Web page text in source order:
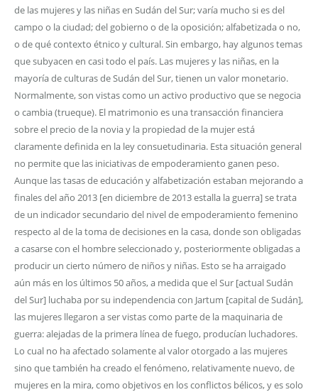
de las mujeres y las niñas en Sudán del Sur; varía mucho si es del
campo o la ciudad; del gobierno o de la oposición; alfabetizada o no,
o de qué contexto étnico y cultural. Sin embargo, hay algunos temas
que subyacen en casi todo el país. Las mujeres y las niñas, en la
mayoría de culturas de Sudán del Sur, tienen un valor monetario.
Normalmente, son vistas como un activo productivo que se negocia
o cambia (trueque). El matrimonio es una transacción financiera
sobre el precio de la novia y la propiedad de la mujer está
claramente definida en la ley consuetudinaria. Esta situación general
no permite que las iniciativas de empoderamiento ganen peso.
Aunque las tasas de educación y alfabetización estaban mejorando a
finales del año 2013 [en diciembre de 2013 estalla la guerra] se trata
de un indicador secundario del nivel de empoderamiento femenino
respecto al de la toma de decisiones en la casa, donde son obligadas
a casarse con el hombre seleccionado y, posteriormente obligadas a
producir un cierto número de niños y niñas. Esto se ha arraigado
aún más en los últimos 50 años, a medida que el Sur [actual Sudán
del Sur] luchaba por su independencia con Jartum [capital de Sudán],
las mujeres llegaron a ser vistas como parte de la maquinaria de
guerra: alejadas de la primera línea de fuego, producían luchadores.
Lo cual no ha afectado solamente al valor otorgado a las mujeres
sino que también ha creado el fenómeno, relativamente nuevo, de
mujeres en la mira, como objetivos en los conflictos bélicos, y es solo